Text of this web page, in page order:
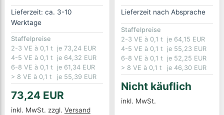
Lieferzeit: ca. 3-10
Werktage
Staffelpreise
2-3 VE à 0,1 t
je 73,24 EUR
4-5 VE à 0,1 t
je 64,32 EUR
6-8 VE à 0,1 t
je 61,34 EUR
> 8 VE à 0,1 t
je 55,39 EUR
73,24 EUR
inkl. MwSt. zzgl. Versand
Lieferzeit nach Absprache
Staffelpreise
2-3 VE à 0,1 t
je 64,15 EUR
4-5 VE à 0,1 t
je 55,23 EUR
6-8 VE à 0,1 t
je 52,25 EUR
> 8 VE à 0,1 t
je 46,30 EUR
Nicht käuflich
inkl. MwSt.